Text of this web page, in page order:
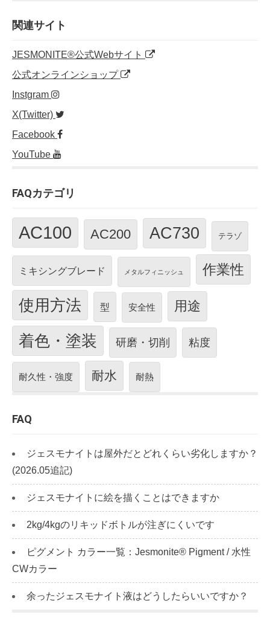
o
o
k
関連サイト
JESMONITE®公式Webサイト
公式オンラインショップ
Instgram
X(Twitter)
Facebook
YouTube
FAQカテゴリ
AC100 AC200 AC730 テラゾ
ミキシングブレード メタルフィニッシュ 作業性
使用方法 型 安全性 用途
着色・塗装 研磨・切削 粘度
耐久性・強度 耐水 耐熱
FAQ
ジェスモナイトは屋外だとどれくらい劣化しますか？
(2026.05追記)
ジェスモナイトに絵を描くことはできますか
2kg/4kgのリキッドボトルが注ぎにくいです
ピグメント カラー一覧：Jesmonite® Pigment / 水性
CWカラー
余ったジェスモナイト液はどうしたらいいですか？